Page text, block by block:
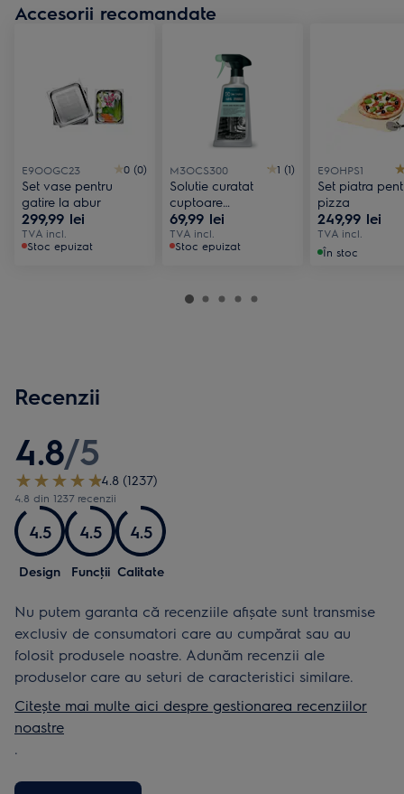
Accesorii recomandate
E9OOGC23 0 (0)
Set vase pentru
gatire la abur
299,99 lei
TVA incl.
Stoc epuizat
M3OCS300 1 (1)
Solutie curatat
cuptoare
conventionale si cu
microunde
69,99 lei
TVA incl.
Stoc epuizat
E9OHPS1
Set piatra
pizza
249,99 lei
TVA incl.
În stoc
Recenzii
4.8/5
4.8 (1237)
4.8 din 1237 recenzii
4.5
Design
4.5
Funcţii
4.5
Calitate
Nu putem garanta că recenziile afișate sunt transmise
exclusiv de consumatori care au cumpărat sau au
folosit produsele noastre. Adunăm recenzii ale
produselor care au seturi de caracteristici similare.
Citește mai multe aici despre gestionarea recenziilor
noastre
.